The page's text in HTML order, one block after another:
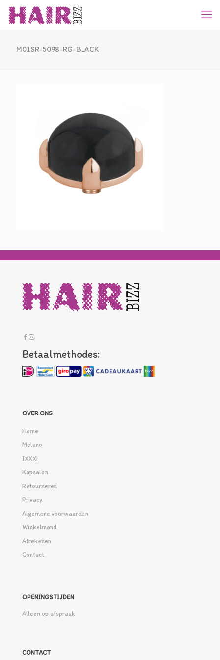
M01SR-5098-RG-BLACK
Betaalmethodes:
OVER ONS
Home
Melano
IXXXI
Kapsalon
Retourneren
Privacy
Algemene voorwaarden
Winkelmand
Afrekenen
Contact
OPENINGSTIJDEN
Alleen op afspraak
CONTACT